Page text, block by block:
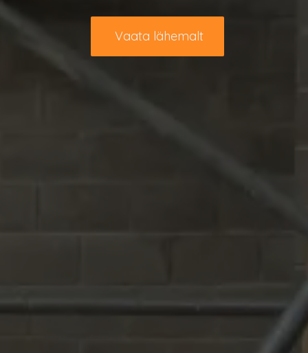
Vaata lähemalt